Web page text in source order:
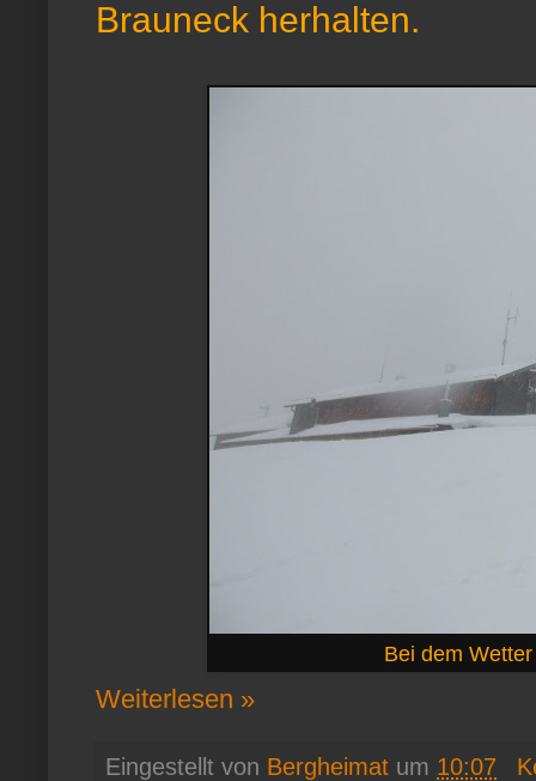
Brauneck herhalten.
Bei dem
Weiterlesen »
Eingestellt von Bergheimat um 10:07